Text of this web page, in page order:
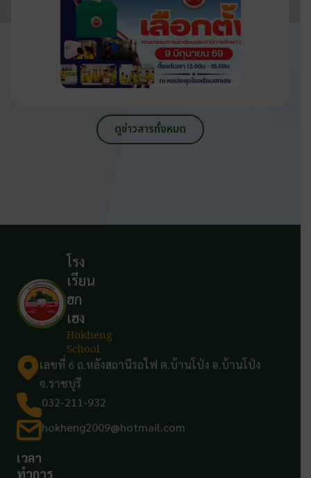
ดูข่าวสารทั้งหมด
โรง
เรียน
ฮก
เฮง
Hokheng
School
เลขที่ 6 ถ.หลังสถานีรถไฟ ต.บ้านโป่ง อ.บ้านโป่ง
จ.ราชบุรี
032-211-932
hokheng2009@hotmail.com
เวลา
ทำการ